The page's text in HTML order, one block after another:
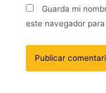
Guarda mi
este navegador